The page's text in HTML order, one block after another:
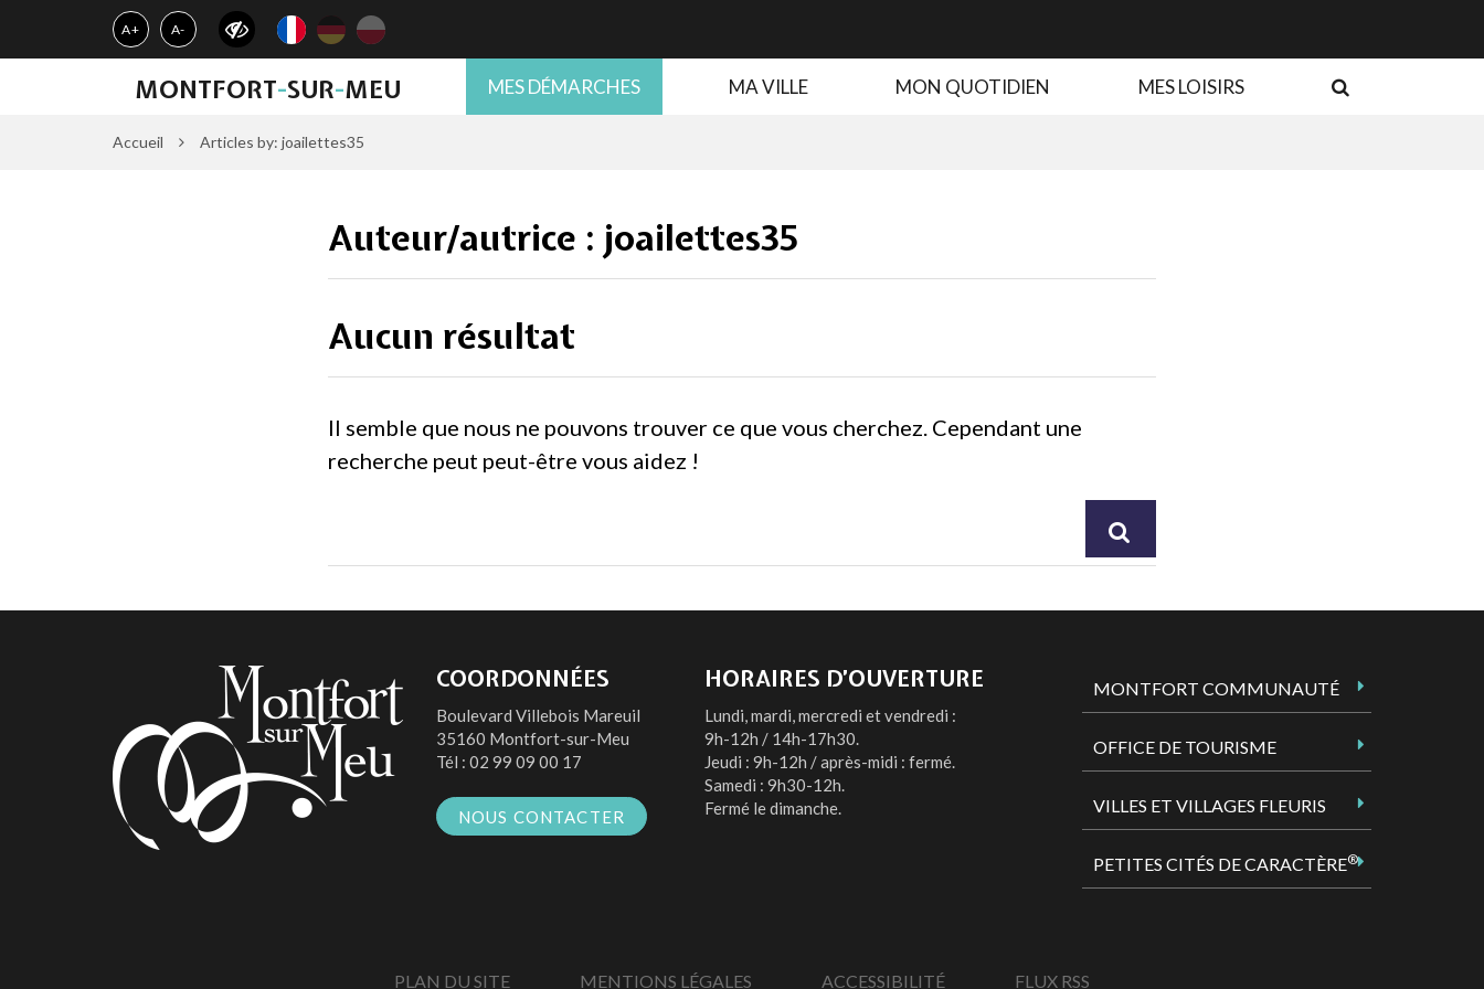
Gestion des traceurs
A+ A-
MONTFORT-SUR-MEU MES DÉMARCHES MA VILLE MON QUOTIDIEN MES LOISIRS
Accueil Articles by: joailettes35
Auteur/autrice : joailettes35
Aucun résultat
Il semble que nous ne pouvons trouver ce que vous cherchez. Cependant une
recherche peut peut-être vous aidez !
COORDONNÉES
Boulevard Villebois Mareuil
35160 Montfort-sur-Meu
Tél : 02 99 09 00 17
NOUS CONTACTER
HORAIRES D’OUVERTURE
Lundi, mardi, mercredi et vendredi :
9h-12h / 14h-17h30.
Jeudi : 9h-12h / après-midi : fermé.
Samedi : 9h30-12h.
Fermé le dimanche.
MONTFORT COMMUNAUTÉ
OFFICE DE TOURISME
VILLES ET VILLAGES FLEURIS
PETITES CITÉS DE CARACTÈRE®
PLAN DU SITE MENTIONS LÉGALES ACCESSIBILITÉ FLUX RSS